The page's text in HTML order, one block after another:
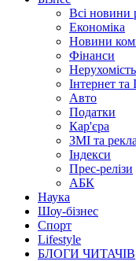
Всі новини
Економіка
Новини
Фінанси
Нерухомість
Інтернет та
Авто
Податки
Кар'єра
ЗМІ та
Індекси
Прес-релізи
АБК
Наука
Шоу-бізнес
Спорт
Lifestyle
БЛОГИ ЧИТАЧІВ